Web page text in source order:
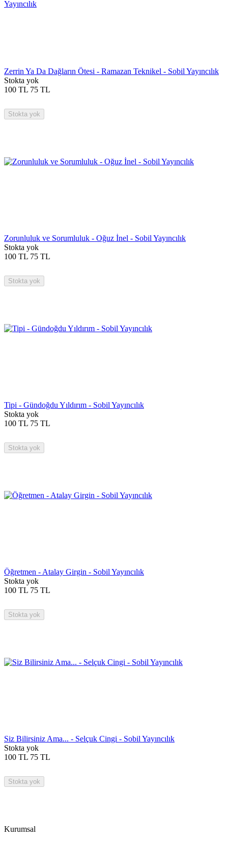
Zerrin Ya Da Dağların Ötesi - Ramazan Teknikel - Sobil Yayıncılık
Stokta yok
100 TL 75 TL
Stokta yok
Zorunluluk ve Sorumluluk - Oğuz İnel - Sobil Yayıncılık
Stokta yok
100 TL 75 TL
Stokta yok
Tipi - Gündoğdu Yıldırım - Sobil Yayıncılık
Stokta yok
100 TL 75 TL
Stokta yok
Öğretmen - Atalay Girgin - Sobil Yayıncılık
Stokta yok
100 TL 75 TL
Stokta yok
Siz Bilirsiniz Ama... - Selçuk Cingi - Sobil Yayıncılık
Stokta yok
100 TL 75 TL
Stokta yok
Kurumsal